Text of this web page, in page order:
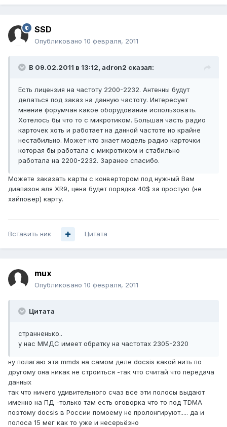
SSD
Опубликовано 10 февраля, 2011
В 09.02.2011 в 13:12, adron2 сказал:
Есть лицензия на частоту 2200-2232. Антенны будут
делаться под заказ на данную частоту. Интересует
мнение форумчан какое оборудование использовать.
Хотелось бы что то с микротиком. Большая часть радио
карточек хоть и работает на данной частоте но крайне
нестабильно. Может кто знает модель радио карточки
которая бы работала с микротиком и стабильно
работала на 2200-2232. Заранее спасибо.
Можете заказать карты с конвертором под нужный Вам
диапазон аля XR9, цена будет порядка 40$ за простую (не
хайповер) карту.
Вставить ник Цитата
mux
Опубликовано 10 февраля, 2011
Цитата
странненько..
у нас ММДС имеет обратку на частотах 2305-2320
ну полагаю эта mmds на самом деле docsis какой нить по
другому она никак не строиться -так что считай что передача
данных
так что ничего удивительного счаз все эти полосы выдают
именно на ПД -только там есть оговорка что то под TDMA
поэтому docsis в России помоему не пролонгируют..... да и
полоса 15 мег как то уже и несерьёзно